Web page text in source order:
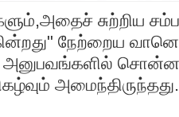
சுற்றிய
நேற்றைய
அனுபவங்களில்
அமைந்திருந்தது.